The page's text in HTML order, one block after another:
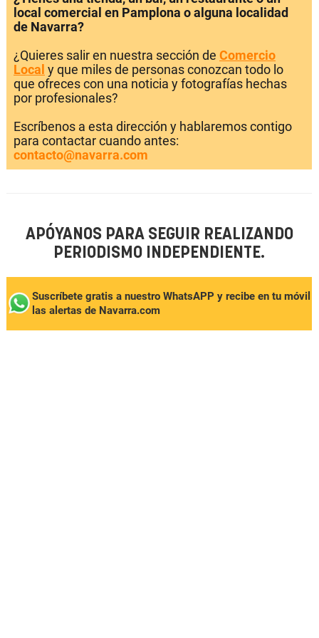
local comercial en Pamplona o alguna localidad
de Navarra?
¿Quieres salir en nuestra sección de Comercio
Local y que miles de personas conozcan todo lo
que ofreces con una noticia y fotografías hechas
por profesionales?
Escríbenos a esta dirección y hablaremos contigo
para contactar cuando antes:
contacto@navarra.com
APÓYANOS PARA SEGUIR REALIZANDO
PERIODISMO INDEPENDIENTE.
Suscríbete gratis a nuestro WhatsAPP y recibe en tu móvil
las alertas de Navarra.com